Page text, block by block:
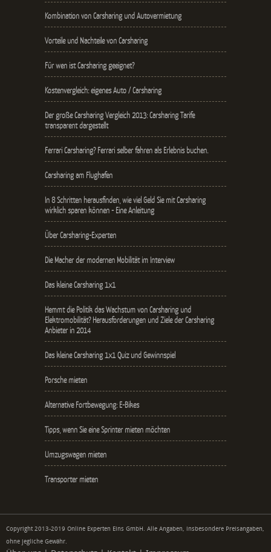
Kombination von Carsharing und Autovermietung
Vorteile und Nachteile von Carsharing
Für wen ist Carsharing geeignet?
Kostenvergleich: eigenes Auto / Carsharing
Der große Carsharing Vergleich 2013: Carsharing Tarife
transparent dargestellt
Ferrari Carsharing? Ferrari selber fahren als Erlebnis buchen.
Carsharing am Flughafen
In 8 Schritten herausfinden, wie viel Geld Sie mit Carsharing
wirklich sparen können - Eine Anleitung
Über Carsharing-Experten
Die Macher der modernen Mobilität im Interview
Das kleine Carsharing 1x1
Hemmt die Politik das Wachstum von Carsharing und
Elektromobilität? Herausforderungen und Ziele der Carsharing
Anbieter in 2014
Das kleine Carsharing 1x1 Quiz und Gewinnspiel
Porsche mieten
Alternative Fortbewegung: E-Bikes
Tipps, wenn Sie eine Sprinter mieten möchten
Umzugswagen mieten
Transporter mieten
Copyright 2013-2019 Online Experten Eins GmbH. Alle Angaben, insbesondere Preisangaben,
ohne jegliche Gewähr.